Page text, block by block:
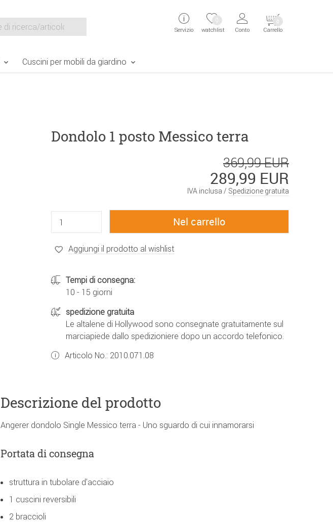
Servizio watchlist
0
Conto Carrello
0
Cuscini per mobili da giardino
Dondolo 1 posto Messico terra
369,99 EUR
289,99 EUR
IVA inclusa / Spedizione gratuita
Aggiungi il prodotto al wishlist
Tempi di consegna:
10 - 15 giorni
spedizione gratuita
Le altalene di Hollywood sono consegnate gratuitamente sul
marciapiede dallo spedizioniere dopo un accordo telefonico.
Articolo No.: 2010.071.08
Descrizione del prodotto
Angerer dondolo Single Messico terra - Uno sguardo di cui innamorarsi
Portata di consegna
struttura in tubolare d'acciaio
1 cuscini reversibili
2 braccioli